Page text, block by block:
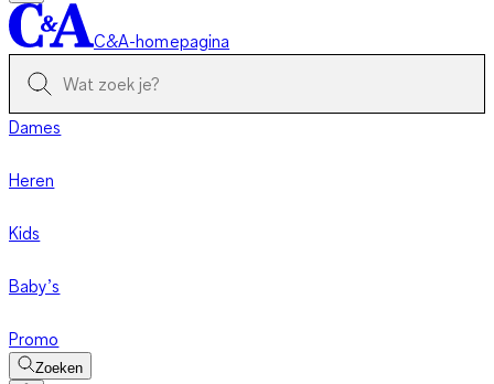
C&A-homepagina
Dames
Heren
Kids
Baby’s
Promo
Zoeken